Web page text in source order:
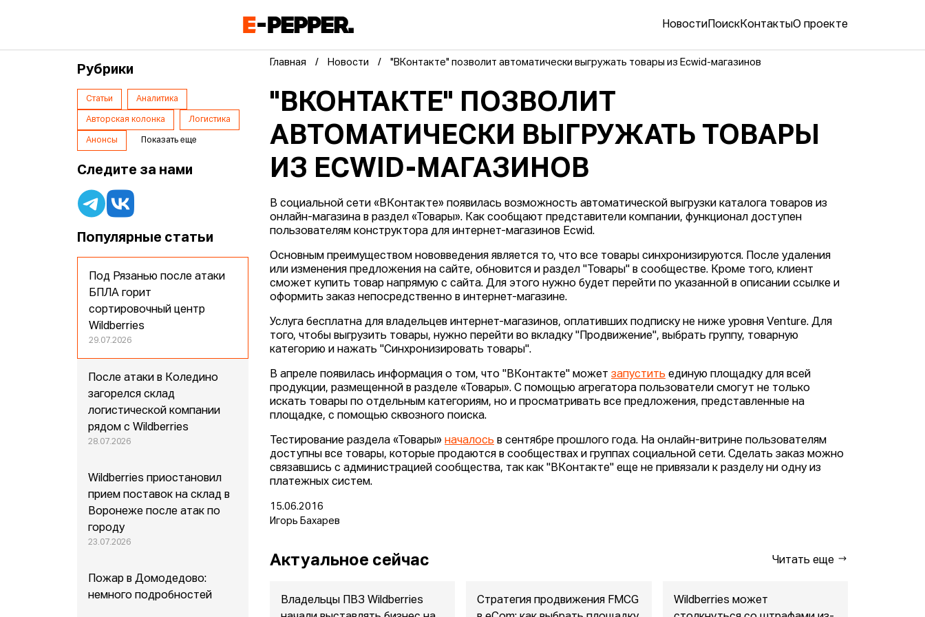
Новости ПоискКонтактыО проекте
Главная Новости "ВКонтакте" позволит автоматически выгружать товары из Ecwid-магазинов
"ВКОНТАКТЕ" ПОЗВОЛИТ
АВТОМАТИЧЕСКИ ВЫГРУЖАТЬ ТОВАРЫ
ИЗ ECWID-МАГАЗИНОВ
В социальной сети «ВКонтакте» появилась возможность автоматической выгрузки каталога товаров из
онлайн-магазина в раздел «Товары». Как сообщают представители компании, функционал доступен
пользователям конструктора для интернет-магазинов Ecwid.
Основным преимуществом нововведения является то, что все товары синхронизируются. После удаления
или изменения предложения на сайте, обновится и раздел "Товары" в сообществе. Кроме того, клиент
сможет купить товар напрямую с сайта. Для этого нужно будет перейти по указанной в описании ссылке и
оформить заказ непосредственно в интернет-магазине.
Услуга бесплатна для владельцев интернет-магазинов, оплативших подписку не ниже уровня Venture. Для
того, чтобы выгрузить товары, нужно перейти во вкладку "Продвижение", выбрать группу, товарную
категорию и нажать "Синхронизировать товары".
В апреле появилась информация о том, что "ВКонтакте" можетзапустить единую площадку для всей
продукции, размещенной в разделе «Товары». С помощью агрегатора пользователи смогут не только
искать товары по отдельным категориям, но и просматривать все предложения, представленные на
площадке, с помощью сквозного поиска.
Тестирование раздела «Товары»началось в сентябре прошлого года. На онлайн-витрине пользователям
доступны все товары, которые продаются в сообществах и группах социальной сети. Сделать заказ можно
связавшись с администрацией сообщества, так как "ВКонтакте" еще не привязали к разделу ни одну из
платежных систем.
15.06.2016
Игорь Бахарев
Актуальное сейчас Читать еще
Владельцы ПВЗ Wildberries
Стратегия продвижения FMCG
Wildberries может
Рубрики
Статьи Аналитика
Авторская колонка Логистика
Анонсы Показать еще
Следите за нами
Популярные статьи
Под Рязанью после атаки
БПЛА горит
сортировочный центр
Wildberries
29.07.2026
После атаки в Коледино
загорелся склад
логистической компании
рядом с Wildberries
28.07.2026
Wildberries приостановил
прием поставок на склад в
Воронеже после атак по
городу
23.07.2026
Пожар в Домодедово:
немного подробностей